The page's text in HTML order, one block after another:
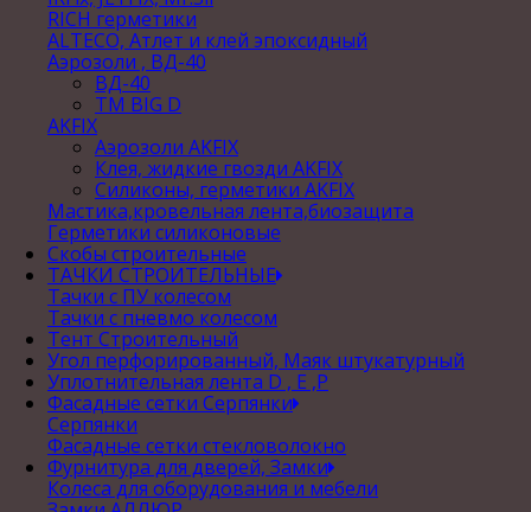
RICH герметики
ALTECO, Атлет и клей эпоксидный
Аэрозоли , ВД-40
ВД-40
TM BIG D
AKFIX
Аэрозоли AKFIX
Клея, жидкие гвозди AKFIX
Силиконы, герметики AKFIX
Мастика,кровельная лента,биозащита
Герметики силиконовые
Скобы строительные
ТАЧКИ СТРОИТЕЛЬНЫЕ
Тачки с ПУ колесом
Тачки с пневмо колесом
Тент Строительный
Угол перфорированный, Маяк штукатурный
Уплотнительная лента D , Е ,P
Фасадные сетки Серпянки
Серпянки
Фасадные сетки стекловолокно
Фурнитура для дверей, Замки
Колеса для оборудования и мебели